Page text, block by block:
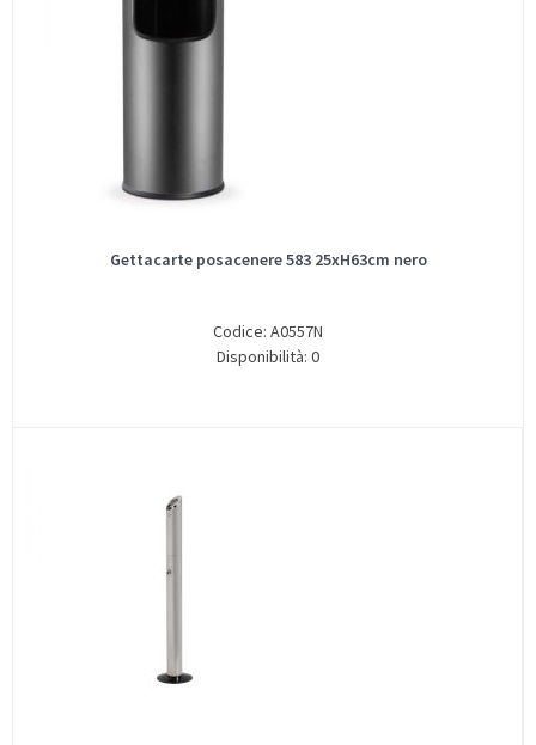
Gettacarte posacenere 583 25xH63cm nero
Codice: A0557N
Disponibilità: 0